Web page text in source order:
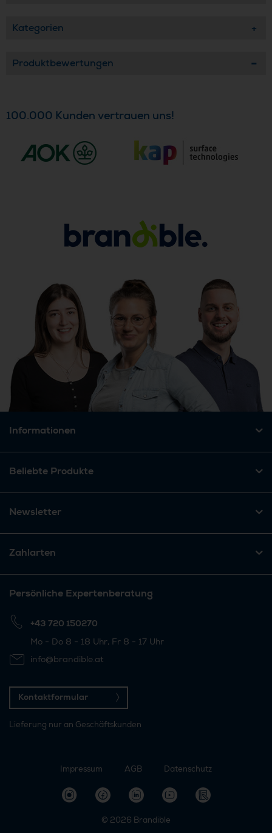
Kategorien
Produktbewertungen
100.000 Kunden vertrauen uns!
Informationen
Beliebte Produkte
Newsletter
Zahlarten
Persönliche Expertenberatung
+43 720 150270
Mo - Do 8 - 18 Uhr, Fr 8 - 17 Uhr
info@brandible.at
Kontaktformular
Lieferung nur an Geschäftskunden
Impressum AGB Datenschutz
© 2026 Brandible